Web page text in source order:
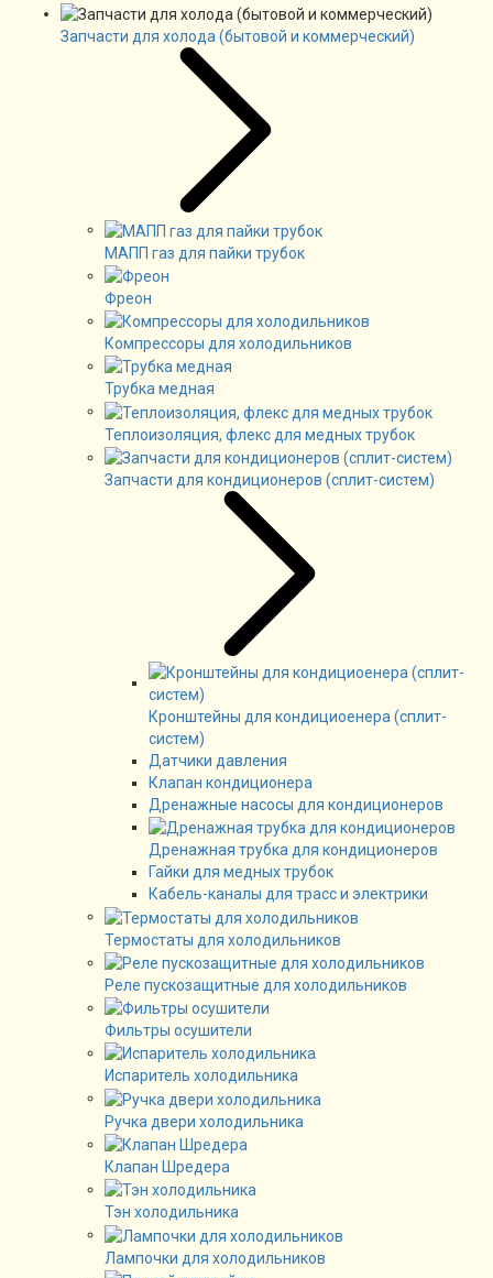
Запчасти для холода (бытовой и коммерческий)
МАПП газ для пайки трубок
Фреон
Компрессоры для холодильников
Трубка медная
Теплоизоляция, флекс для медных трубок
Запчасти для кондиционеров (сплит-систем)
Кронштейны для кондициоенера (сплит-
систем)
Датчики давления
Клапан кондиционера
Дренажные насосы для кондиционеров
Дренажная трубка для кондиционеров
Гайки для медных трубок
Кабель-каналы для трасс и электрики
Термостаты для холодильников
Реле пускозащитные для холодильников
Фильтры осушители
Испаритель холодильника
Ручка двери холодильника
Клапан Шредера
Тэн холодильника
Лампочки для холодильников